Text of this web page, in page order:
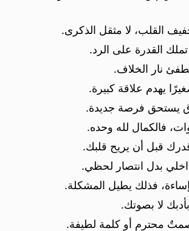
القلب، لا مثقل الذكرى.
القدرة على الرد.
نار الخلاف.
يهدم علاقة كبيرة.
يستحق فرصة جديدة.
فالكمال لله وحده.
قبل أن يريح قلبك.
بدل انتصار لحظي.
فذلك يطيل المشكلة.
لا بصوتك.
محترم أو كلمة لطيفة.